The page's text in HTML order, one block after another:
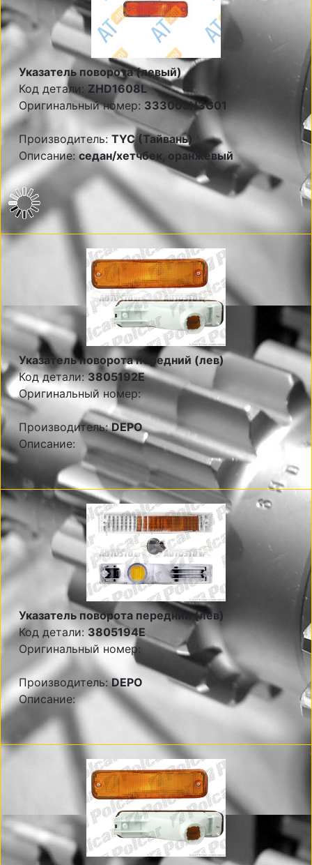
Указатель поворота (левый)
Код детали:ZHD1608L
Оригинальный номер: 33300SH3G01
Производитель: TYC (Тайвань)
Описание:седан/хетчбек, оранжевый
Указатель поворота передний (лев)
Код детали:3805192E
Оригинальный номер:
Производитель:DEPO
Описание:
Указатель поворота передний (лев)
Код детали: 3805194E
Оригинальный номер:
Производитель:DEPO
Описание: